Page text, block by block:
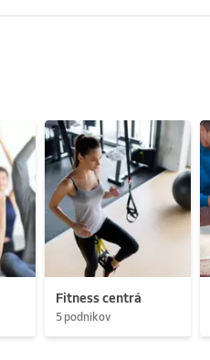
Fitness centrá
5 podnikov